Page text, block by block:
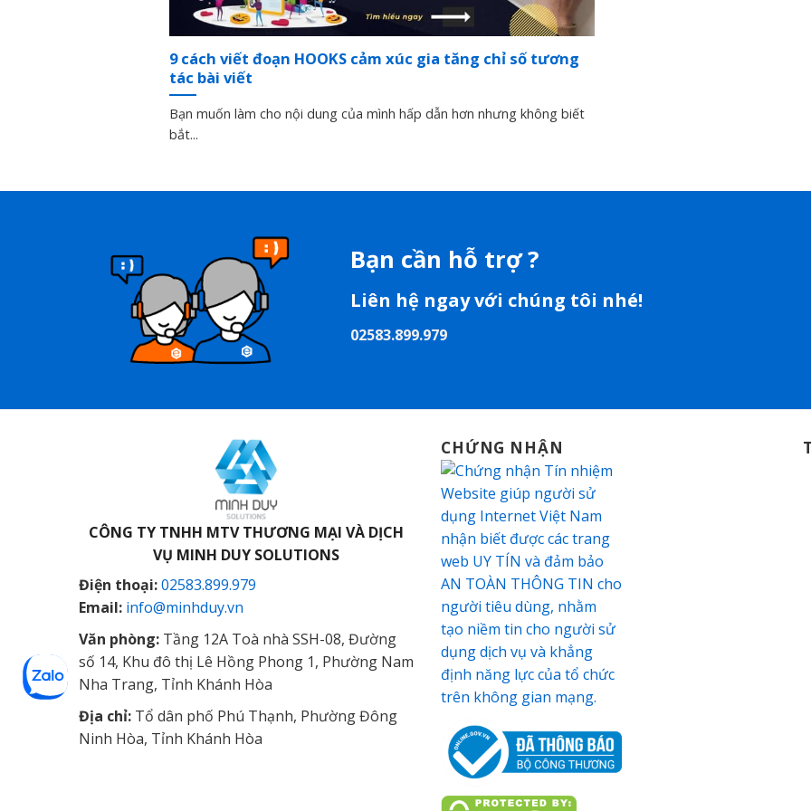
9 cách viết đoạn HOOKS cảm xúc gia tăng chỉ số tương
tác bài viết
Bạn muốn làm cho nội dung của mình hấp dẫn hơn nhưng không biết
bắt...
Bạn cần hỗ trợ ?
Liên hệ ngay với chúng tôi nhé!
02583.899.979
CÔNG TY TNHH MTV THƯƠNG MẠI VÀ DỊCH
VỤ MINH DUY SOLUTIONS
Điện thoại:02583.899.979
Email: info@minhduy.vn
Văn phòng: Tầng 12A Toà nhà SSH-08, Đường
số 14, Khu đô thị Lê Hồng Phong 1, Phường Nam
Nha Trang, Tỉnh Khánh Hòa
Địa chỉ: Tổ dân phố Phú Thạnh, Phường Đông
Ninh Hòa, Tỉnh Khánh Hòa
CHỨNG NHẬN